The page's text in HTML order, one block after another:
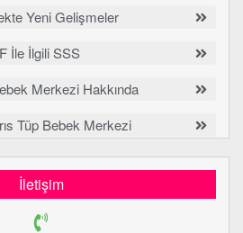
Yeni Gelişmeler
İle İlgili SSS
Merkezi Hakkında
Tüp Bebek Merkezi
İletişim